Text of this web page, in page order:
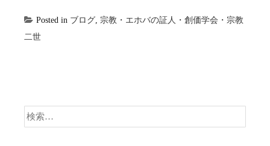
Posted in ブログ, 宗教・エホバの証人・創価学会・宗教
二世
索: